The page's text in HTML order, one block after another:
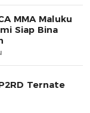
MMA Maluku
Siap Bina
Ternate